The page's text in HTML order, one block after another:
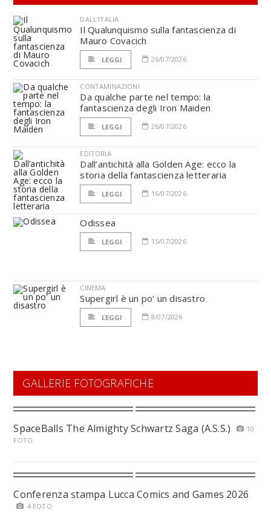
DALL'ITALIA
Il Qualunquismo sulla fantascienza di
Mauro Covacich
LEGGI 26/07/2026
CONTAMINAZIONI
Da qualche parte nel tempo: la
fantascienza degli Iron Maiden
LEGGI 26/07/2026
EDITORIA
Dall’antichità alla Golden Age: ecco la
storia della fantascienza letteraria
LEGGI 16/07/2026
Odissea
LEGGI 15/07/2026
CINEMA
Supergirl è un po' un disastro
LEGGI 8/07/2026
GALLERIE FOTOGRAFICHE
SpaceBalls The Almighty Schwartz Saga (A.S.S.)
10
FOTO
Conferenza stampa Lucca Comics and Games 2026
4 FOTO